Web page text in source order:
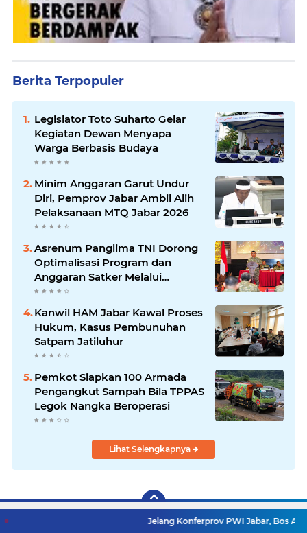
Berita Terpopuler
Legislator Toto Suharto Gelar
Kegiatan Dewan Menyapa
Warga Berbasis Budaya
Minim Anggaran Garut Undur
Diri, Pemprov Jabar Ambil Alih
Pelaksanaan MTQ Jabar 2026
Asrenum Panglima TNI Dorong
Optimalisasi Program dan
Anggaran Satker Melalui
Evaluasi Kinerja
Kanwil HAM Jabar Kawal Proses
Hukum, Kasus Pembunuhan
Satpam Jatiluhur
Pemkot Siapkan 100 Armada
Pengangkut Sampah Bila TPPAS
Legok Nangka Beroperasi
Lihat Selengkapnya
Jelang Konferprov PWI Jabar, Bos Ayo Media